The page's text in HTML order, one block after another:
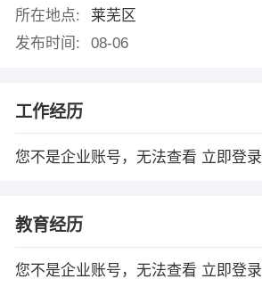
所在地点:
莱芜区
发布时间:
08-06
工作经历
您不是企业账号，无法查看 立即登录
教育经历
您不是企业账号，无法查看 立即登录